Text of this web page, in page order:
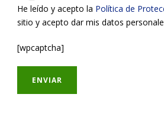
He leído y acepto la Política de
sitio y acepto dar mis datos
[wpcaptcha]